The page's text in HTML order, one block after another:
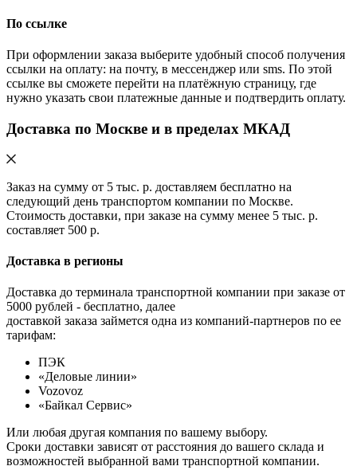
По ссылке
При оформлении заказа выберите удобный способ получения
ссылки на оплату: на почту, в мессенджер или sms. По этой
ссылке вы сможете перейти на платёжную страницу, где
нужно указать свои платежные данные и подтвердить оплату.
Доставка по Москве и в пределах МКАД
Заказ на сумму от 5 тыс. р. доставляем бесплатно на
следующий день транспортом компании по Москве.
Стоимость доставки, при заказе на сумму менее 5 тыс. р.
составляет 500 р.
Доставка в регионы
Доставка до терминала транспортной компании при заказе от
5000 рублей - бесплатно, далее
доставкой заказа займется одна из компаний-партнеров по ее
тарифам:
ПЭК
«Деловые линии»
Vozovoz
«Байкал Сервис»
Или любая другая компания по вашему выбору.
Сроки доставки зависят от расстояния до вашего склада и
возможностей выбранной вами транспортной компании.